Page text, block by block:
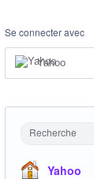
Se connecter avec
Yahoo
Recherche
Yahoo